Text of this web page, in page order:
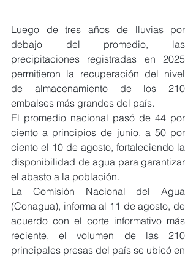
Luego de tres años de lluvias por
debajo del promedio, las
precipitaciones registradas en 2025
permitieron la recuperación del nivel
de almacenamiento de los 210
embalses más grandes del país.
El promedio nacional pasó de 44 por
ciento a principios de junio, a 50 por
ciento el 10 de agosto, fortaleciendo la
disponibilidad de agua para garantizar
el abasto a la población.
La Comisión Nacional del Agua
(Conagua), informa al 11 de agosto, de
acuerdo con el corte informativo más
reciente, el volumen de las 210
principales presas del país se ubicó en